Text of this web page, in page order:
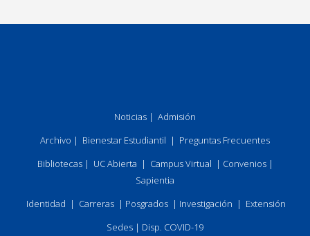
Noticias | Admisión
Archivo | Bienestar Estudiantil | Preguntas Frecuentes
Bibliotecas| UC Abierta | Campus Virtual | Convenios|
Sapientia
Identidad | Carreras | Posgrados | Investigación | Extensión
Sedes | Disp. COVID-19